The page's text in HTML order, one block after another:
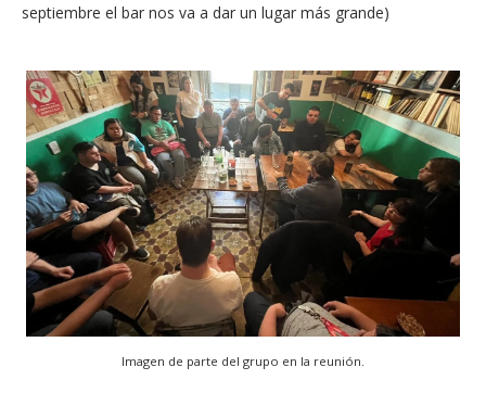
septiembre el bar nos va a dar un lugar más grande)
Imagen de parte del grupo en la reunión.